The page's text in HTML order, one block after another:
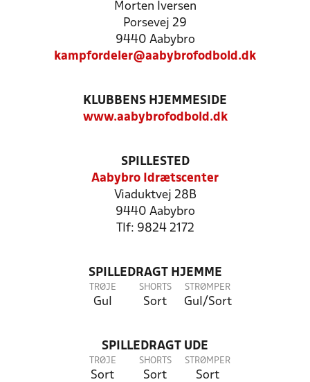
Morten Iversen
Porsevej 29
9440 Aabybro
kampfordeler@aabybrofodbold.dk
KLUBBENS HJEMMESIDE
www.aabybrofodbold.dk
SPILLESTED
Aabybro Idrætscenter
Viaduktvej 28B
9440 Aabybro
Tlf: 9824 2172
SPILLEDRAGT HJEMME
TRØJE
Gul
SHORTS
Sort
STRØMPER
Gul/Sort
SPILLEDRAGT UDE
TRØJE
Sort
SHORTS
Sort
STRØMPER
Sort